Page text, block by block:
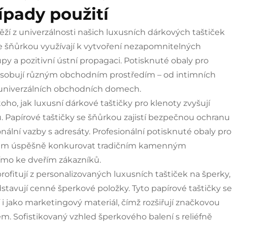
použití
z univerzálnosti našich luxusních dárkových taštiček
využívají k vytvoření nezapomnitelných
a pozitivní ústní propagaci. Potisknuté obaly pro
různým obchodním prostředím – od intimních
obchodních domech.
jak luxusní dárkové taštičky pro klenoty zvyšují
taštičky se šňůrkou zajistí bezpečnou ochranu
vazby s adresáty. Profesionální potisknuté obaly pro
úspěšně konkurovat tradičním kamenným
ke dveřím zákazníků.
z personalizovaných luxusních taštiček na šperky,
cenné šperkové položky. Tyto papírové taštičky se
jako marketingový materiál, čímž rozšiřují značkovou
Sofistikovaný vzhled šperkového balení s reliéfně